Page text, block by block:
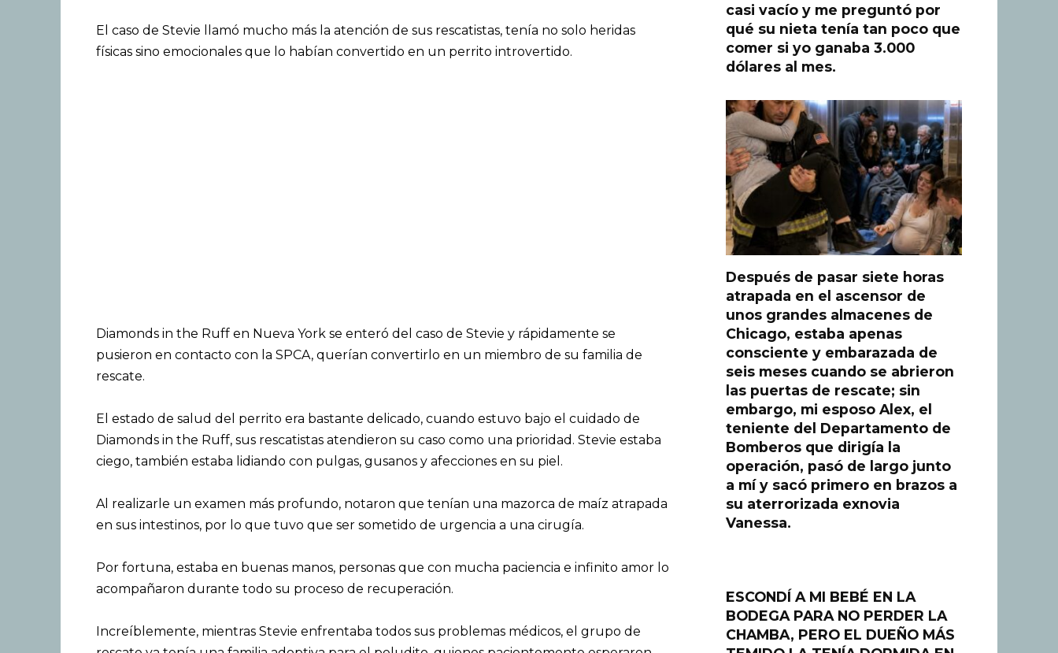
El caso de Stevie llamó mucho más la atención de sus rescatistas, tenía no solo heridas
físicas sino emocionales que lo habían convertido en un perrito introvertido.
Diamonds in the Ruff en Nueva York se enteró del caso de Stevie y rápidamente se
pusieron en contacto con la SPCA, querían convertirlo en un miembro de su familia de
rescate.
El estado de salud del perrito era bastante delicado, cuando estuvo bajo el cuidado de
Diamonds in the Ruff, sus rescatistas atendieron su caso como una prioridad. Stevie estaba
ciego, también estaba lidiando con pulgas, gusanos y afecciones en su piel.
Al realizarle un examen más profundo, notaron que tenían una mazorca de maíz atrapada
en sus intestinos, por lo que tuvo que ser sometido de urgencia a una cirugía.
Por fortuna, estaba en buenas manos, personas que con mucha paciencia e infinito amor lo
acompañaron durante todo su proceso de recuperación.
Increíblemente, mientras Stevie enfrentaba todos sus problemas médicos, el grupo de
casi vacío y me preguntó por
qué su nieta tenía tan poco que
comer si yo ganaba 3.000
dólares al mes.
Después de pasar siete horas
atrapada en el ascensor de
unos grandes almacenes de
Chicago, estaba apenas
consciente y embarazada de
seis meses cuando se abrieron
las puertas de rescate; sin
embargo, mi esposo Alex, el
teniente del Departamento de
Bomberos que dirigía la
operación, pasó de largo junto
a mí y sacó primero en brazos a
su aterrorizada exnovia
Vanessa.
ESCONDÍ A MI BEBÉ EN LA
BODEGA PARA NO PERDER LA
CHAMBA, PERO EL DUEÑO MÁS